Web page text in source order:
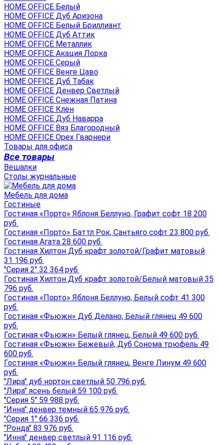
HOME OFFICE Белый
HOME OFFICE Дуб Аризона
HOME OFFICE Белый Бриллиант
HOME OFFICE Дуб Аттик
HOME OFFICE Металлик
HOME OFFICE Акация Лорка
HOME OFFICE Серый
HOME OFFICE Венге Цаво
HOME OFFICE Дуб Табак
HOME OFFICE Денвер Светлый
HOME OFFICE Снежная Патина
HOME OFFICE Клён
HOME OFFICE Дуб Наварра
HOME OFFICE Вяз Благородный
HOME OFFICE Орех Гварнери
Товары для офиса
Все товары
Вешалки
Столы журнальные
Мебель для дома
Гостиные
Гостиная «Порто» Яблоня Беллуно, Графит софт 18 200
руб.
Гостиная «Порто» Баттл Рок, Сантьяго софт 23 800 руб.
Гостиная Агата 28 600 руб.
Гостиная Хилтон Дуб крафт золотой/Графит матовый
31 196 руб.
"Серия 2" 32 364 руб.
Гостиная Хилтон Дуб крафт золотой/Белый матовый 35
796 руб.
Гостиная «Порто» Яблоня Беллуно, Белый софт 41 300
руб.
Гостиная «Фьюжн» Дуб Делано, Белый глянец 49 600
руб.
Гостиная «Фьюжн» Белый глянец, Белый 49 600 руб.
Гостиная «Фьюжн» Бежевый, Дуб Сонома трюфель 49
600 руб.
Гостиная «Фьюжн» Белый глянец, Венге Линум 49 600
руб.
"Лира" дуб нортон светлый 50 796 руб.
"Лира" ясень белый 59 100 руб.
"Серия 5" 59 988 руб.
"Инна" денвер темный 65 976 руб.
"Серия 1" 66 336 руб.
"Ронда" 83 976 руб.
"Инна" денвер светлый 91 116 руб.